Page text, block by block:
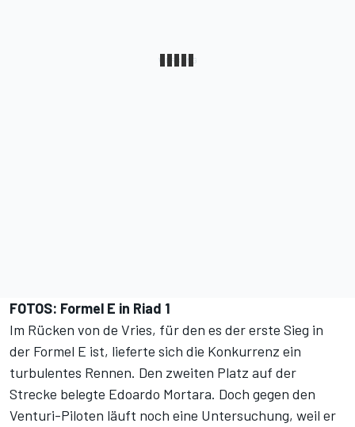
FOTOS: Formel E in Riad 1
Im Rücken von de Vries, für den es der erste Sieg in
der Formel E ist, lieferte sich die Konkurrenz ein
turbulentes Rennen. Den zweiten Platz auf der
Strecke belegte Edoardo Mortara. Doch gegen den
Venturi-Piloten läuft noch eine Untersuchung, weil er